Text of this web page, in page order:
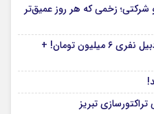
زخمی که هر روز عمیق‌تر
دو شب اقامت در هتل‌های اردبیل نفری ۶ میلیون تومان! +
تبریز